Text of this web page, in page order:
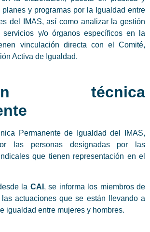
y programas por la Igualdad entre
del IMAS, así como analizar la gestión
y/o órganos específicos en la
vinculación directa con el Comité,
Activa de Igualdad.
técnica
Permanente de Igualdad del IMAS,
las personas designadas por las
que tienen representación en el
la CAI , se informa los miembros de
actuaciones que se están llevando a
igualdad entre mujeres y hombres.